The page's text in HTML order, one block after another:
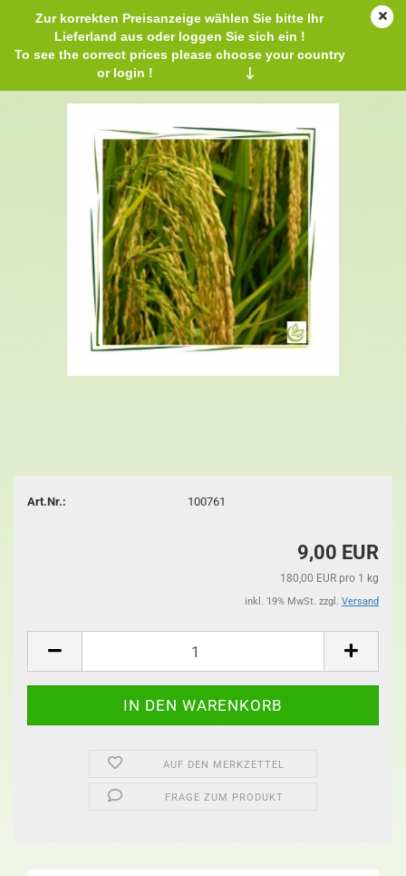
Zur korrekten Preisanzeige wählen Sie bitte Ihr
Lieferland aus oder loggen Sie sich ein !
To see the correct prices please choose your country
or login !
↓
Gamma-Oryzanol 50 g
Art.Nr.: 100761
9,00 EUR
180,00 EUR pro 1 kg
inkl. 19% MwSt. zzgl. Versand
AUF DEN MERKZETTEL
FRAGE ZUM PRODUKT